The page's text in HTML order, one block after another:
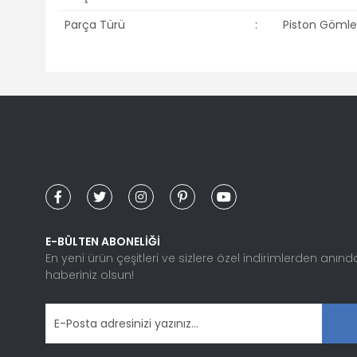
Parça Türü
: Piston
Görüş ve önerileriniz için teşekkür ederiz.
Ürün fiyatı diğer sitelerden daha pahalı.
E-BÜLTEN ABONELİĞİ
En yeni ürün çeşitleri ve sizlere özel indirimlerden
haberiniz olsun!